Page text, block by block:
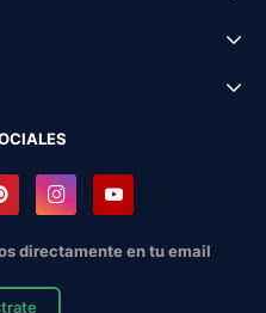
directamente en tu email